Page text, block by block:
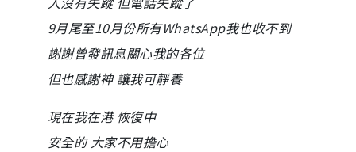
9月尾至10月份所有WhatsApp我也收不到
謝謝曾發訊息關心我的各位
但也感謝神 讓我可靜養
現在我在港 恢復中
安全的 大家不用擔心